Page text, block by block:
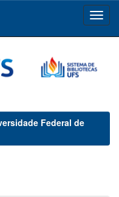
Federal de